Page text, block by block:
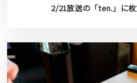
2/21放送の「ten.」に